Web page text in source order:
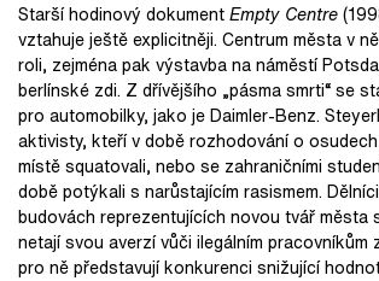
Starší hodinový dokumentEmpty Centre
vztahuje ještě explicitněji. Centrum města v
roli, zejména pak výstavba na náměstí
berlínské zdi. Z dřívějšího „pásma smrti“ se
pro automobilky, jako je Daimler-Benz.
aktivisty, kteří v době rozhodování o
místě squatovali, nebo se zahraničními
době potýkali s narůstajícím rasismem.
budovách reprezentujících novou tvář města
netají svou averzí vůči ilegálním pracovníkům
pro ně představují konkurenci snižující